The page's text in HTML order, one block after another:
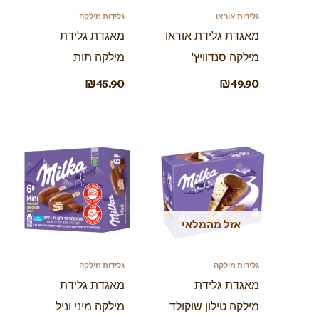
גלידות אוראו
מאגדת גלידת אוראו
מילקה סנדוויץ'
₪49.90
גלידות מילקה
מאגדת גלידת
מילקה תות
₪45.90
אזל מהמלאי
גלידות מילקה
מאגדת גלידת
מילקה טילון שוקולד
גלידות מילקה
מאגדת גלידת
מילקה מיני וניל